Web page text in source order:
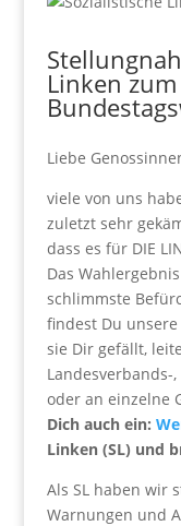
Linken
Liebe
viele von uns
zuletzt sehr
dass es für DIE
Das
schlimmste
findest Du
sie Dir gefällt,
oder an einzelne
Dich auch ein:
Linken (SL) und
Als SL haben wir
Warnungen und